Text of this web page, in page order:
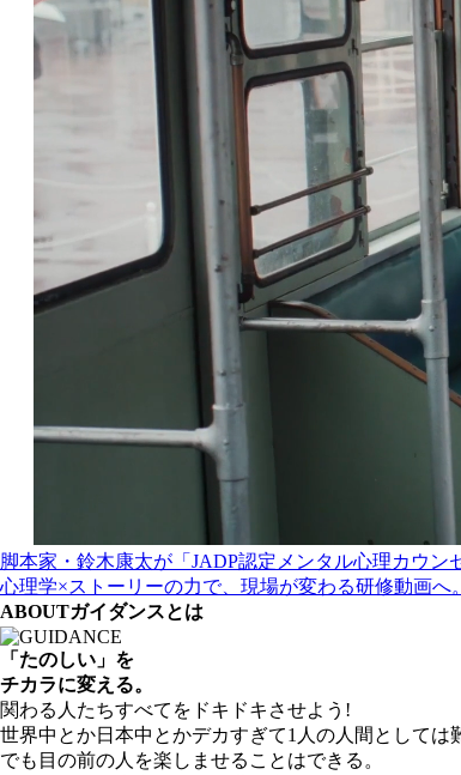
脚本家・鈴木康太が「JADP認定メンタル心理カウン
心理学×ストーリーの力で、現場が変わる研修動画へ。
ABOUTガイダンスとは
「たのしい」を
チカラに変える。
関わる人たちすべてを ドキドキ させよう!
世界中とか日本中とかデカすぎて1人の人間としては
でも目の前の人を楽しませることはできる。